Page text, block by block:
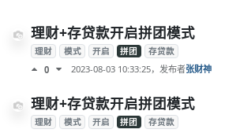
理财+存贷款开启拼团模式
理财 模式 开启 拼团 存贷款
0 2023-08-03 10:33:25，发布者张财神
理财+存贷款开启拼团模式
理财 模式 开启 拼团 存贷款